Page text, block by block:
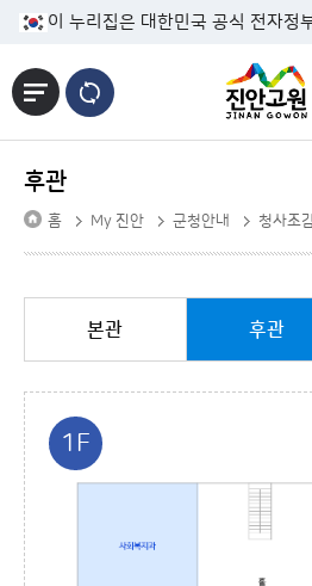
본문바로가기
이 누리집은 대한민국 공식 전자정
후관
홈 My 진안 군청안내 청사조
본관 후관
1F